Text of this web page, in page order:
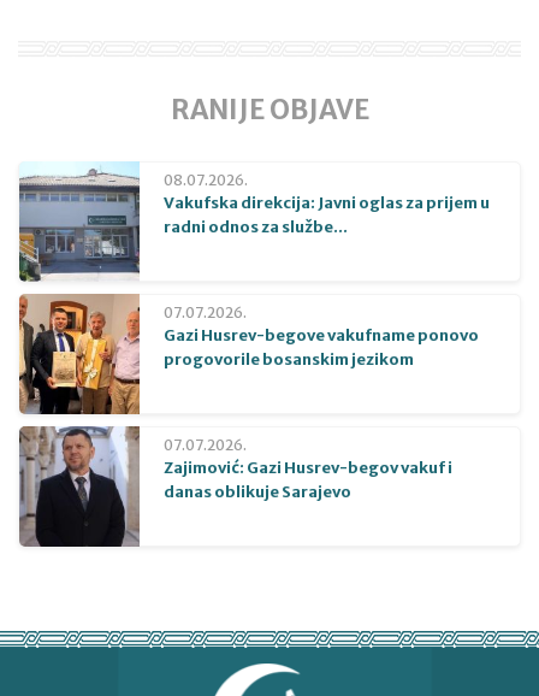
RANIJE OBJAVE
08.07.2026.
Vakufska direkcija: Javni oglas za prijem u
radni odnos za službe...
07.07.2026.
Gazi Husrev-begove vakufname ponovo
progovorile bosanskim jezikom
07.07.2026.
Zajimović: Gazi Husrev-begov vakuf i
danas oblikuje Sarajevo